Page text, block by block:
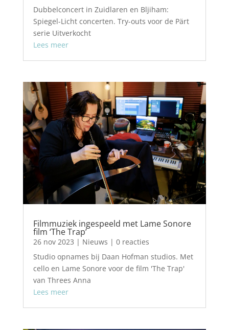
Dubbelconcert in Zuidlaren en Bljiham:
Spiegel-Licht concerten. Try-outs voor de Pärt
serie Uitverkocht
Lees meer
Filmmuziek ingespeeld met Lame Sonore
film ‘The Trap’
26 nov 2023 | Nieuws | 0 reacties
Studio opnames bij Daan Hofman studios. Met
cello en Lame Sonore voor de film 'The Trap'
van Threes Anna
Lees meer